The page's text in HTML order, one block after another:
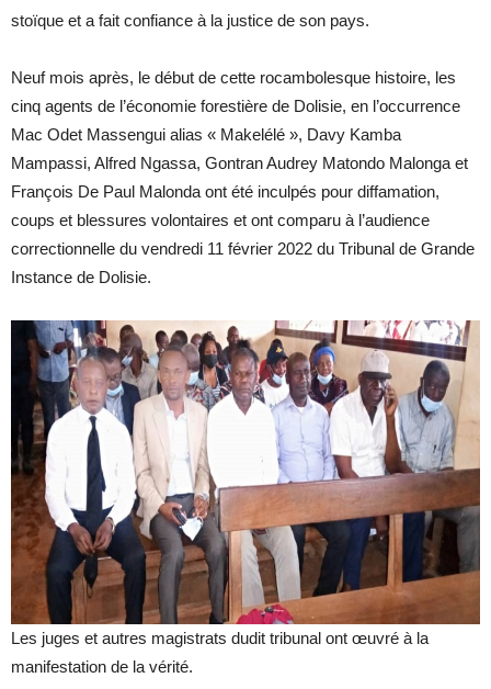
stoïque et a fait confiance à la justice de son pays.
Neuf mois après, le début de cette rocambolesque histoire, les
cinq agents de l’économie forestière de Dolisie, en l’occurrence
Mac Odet Massengui alias « Makelélé », Davy Kamba
Mampassi, Alfred Ngassa, Gontran Audrey Matondo Malonga et
François De Paul Malonda ont été inculpés pour diffamation,
coups et blessures volontaires et ont comparu à l’audience
correctionnelle du vendredi 11 février 2022 du Tribunal de Grande
Instance de Dolisie.
Les juges et autres magistrats dudit tribunal ont œuvré à la
manifestation de la vérité.